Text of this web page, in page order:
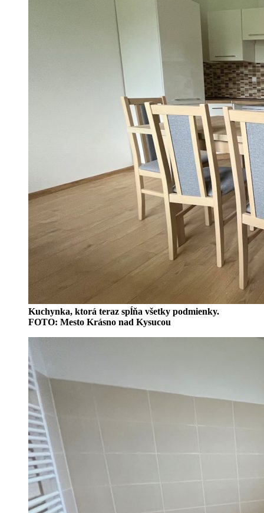
Kuchynka, ktorá teraz spĺňa všetky podmienky.
FOTO: Mesto Krásno nad Kysucou